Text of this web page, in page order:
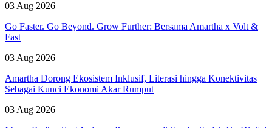
03 Aug 2026
Go Faster. Go Beyond. Grow Further: Bersama Amartha x Volt &
Fast
03 Aug 2026
Amartha Dorong Ekosistem Inklusif, Literasi hingga Konektivitas
Sebagai Kunci Ekonomi Akar Rumput
03 Aug 2026